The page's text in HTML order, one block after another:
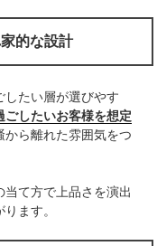
的な設計
したい層が選びやす
したいお客様を想定
から離れた雰囲気をつ
て方で上品さを演出
ます。